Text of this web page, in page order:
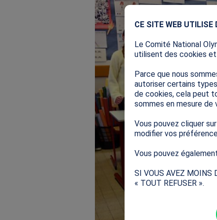
CE SITE WEB UTILISE
Le Comité National
utilisent des cookies
Parce que nous
autoriser certains
de cookies, cela peut
sommes en mesure de
Vous pouvez cliquer
modifier vos
Vous pouvez
SI VOUS AVEZ MOINS
« TOUT REFUSER ».